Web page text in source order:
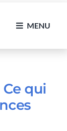
MENU
qui